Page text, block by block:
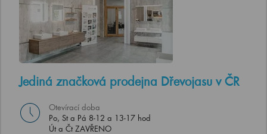
Jediná značková prodejna Dřevojasu v ČR
Otevírací doba
Po, St a Pá 8-12 a 13-17 hod
Út a Čt ZAVŘENO